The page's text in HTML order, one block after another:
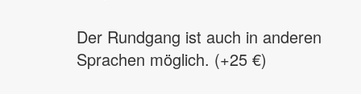
Der Rundgang ist auch in anderen
Sprachen möglich. (+25 €)